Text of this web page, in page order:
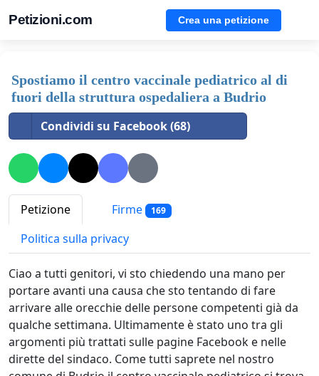
Petizioni.com Crea una petizione
Spostiamo il centro vaccinale pediatrico al di
fuori della struttura ospedaliera a Budrio
Condividi su Facebook (68)
Petizione Firme 169
Politica sulla privacy
Ciao a tutti genitori, vi sto chiedendo una mano per
portare avanti una causa che sto tentando di fare
arrivare alle orecchie delle persone competenti già da
qualche settimana. Ultimamente è stato uno tra gli
argomenti più trattati sulle pagine Facebook e nelle
dirette del sindaco. Come tutti saprete nel nostro